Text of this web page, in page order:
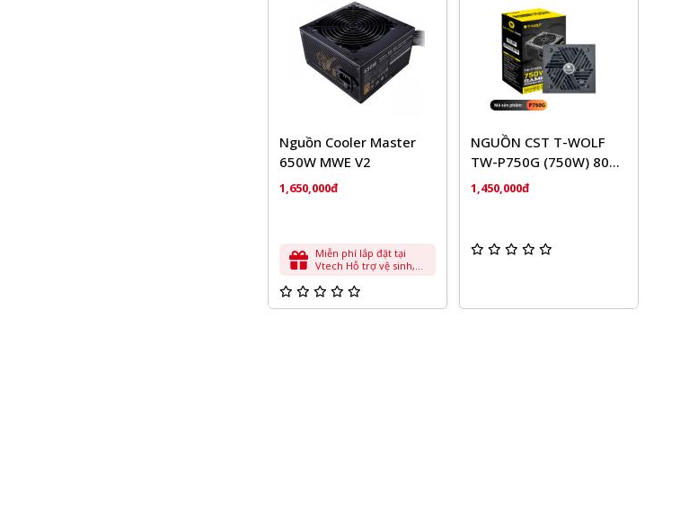
Nguồn Cooler Master
650W MWE V2
1,650,000đ
Miễn phí lắp đặt tại
Vtech Hỗ trợ vệ sinh,
bản
NGUỒN CST T-WOLF
TW-P750G (750W) 80
Plus Bronze
1,450,000đ